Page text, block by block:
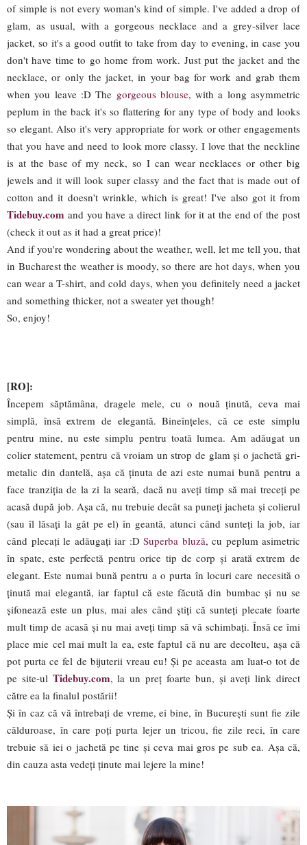
of simple is not every woman's kind of simple. I've added a drop of
glam, as usual, with a gorgeous necklace and a grey-silver lace
jacket, so it's a good outfit to take from day to evening, in case you
don't have time to go home from work. Just put the jacket and the
necklace, or only the jacket, in your bag for work and grab them
when you leave :D The gorgeous blouse, with a long asymmetric
peplum in the back it's so flattering for any type of body and looks
so elegant. Also it's very appropriate for work or other engagements
that you have and need to look more classy. I love that the neckline
is at the base of my neck, so I can wear necklaces or other big
jewels and it will look super classy and the fact that is made out of
cotton and it doesn't wrinkle, which is great! I've also got it from
Tidebuy.com and you have a direct link for it at the end of the post
(check it out as it had a great price)!
And if you're wondering about the weather, well, let me tell you, that
in Bucharest the weather is moody, so there are hot days, when you
can wear a T-shirt, and cold days, when you definitely need a jacket
and something thicker, not a sweater yet though!
So, enjoy!
[RO]:
Începem săptămâna, dragele mele, cu o nouă ținută, ceva mai
simplă, însă extrem de elegantă. Bineînțeles, că ce este simplu
pentru mine, nu este simplu pentru toată lumea. Am adăugat un
colier statement, pentru că vroiam un strop de glam și o jachetă gri-
metalic din dantelă, așa că ținuta de azi este numai bună pentru a
face tranziția de la zi la seară, dacă nu aveți timp să mai treceți pe
acasă după job. Așa că, nu trebuie decât sa puneți jacheta și colierul
(sau îl lăsați la gât pe el) în geantă, atunci când sunteți la job, iar
când plecați le adăugați iar :D Superba bluză, cu peplum asimetric
în spate, este perfectă pentru orice tip de corp și arată extrem de
elegant. Este numai bună pentru a o purta în locuri care necesită o
ținută mai elegantă, iar faptul că este făcută din bumbac și nu se
șifonează este un plus, mai ales când știți că sunteți plecate foarte
mult timp de acasă și nu mai aveți timp să vă schimbați. Însă ce îmi
place mie cel mai mult la ea, este faptul că nu are decolteu, așa că
pot purta ce fel de bijuterii vreau eu! Și pe aceasta am luat-o tot de
pe site-ul Tidebuy.com, la un preț foarte bun, și aveți link direct
către ea la finalul postării!
Și în caz că vă întrebați de vreme, ei bine, în București sunt fie zile
călduroase, în care poți purta lejer un tricou, fie zile reci, în care
trebuie să iei o jachetă pe tine și ceva mai gros pe sub ea. Așa că,
din cauza asta vedeți ținute mai lejere la mine!